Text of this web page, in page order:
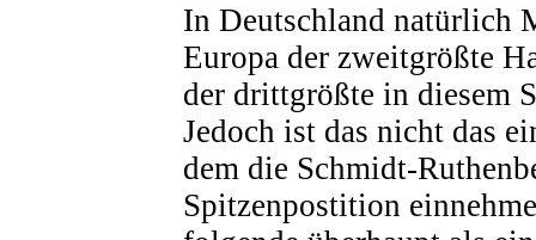
In Deutschland natürlich
Europa der zweitgrößte
der drittgrößte in diesem
Jedoch ist das nicht das
dem die Schmidt-
Spitzenpostition